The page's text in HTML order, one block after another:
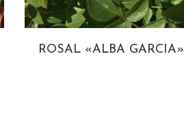
ROSAL «ALBA GARCIA»